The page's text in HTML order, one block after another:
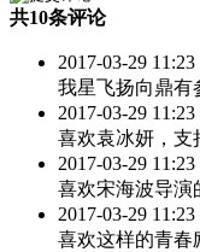
共10条评论
2017-03-29
我星飞扬向鼎有
2017-03-29
喜欢袁冰妍，支
2017-03-29
喜欢宋海波导演
2017-03-29
喜欢这样的青春